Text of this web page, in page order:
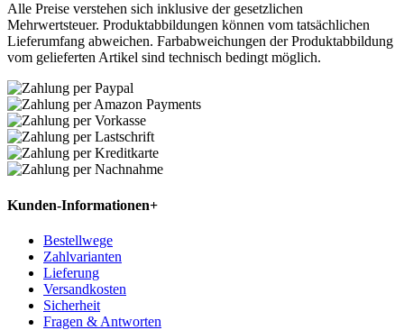
Alle Preise verstehen sich inklusive der gesetzlichen
Mehrwertsteuer. Produktabbildungen können vom tatsächlichen
Lieferumfang abweichen. Farbabweichungen der Produktabbildung
vom gelieferten Artikel sind technisch bedingt möglich.
Kunden-Informationen+
Bestellwege
Zahlvarianten
Lieferung
Versandkosten
Sicherheit
Fragen & Antworten